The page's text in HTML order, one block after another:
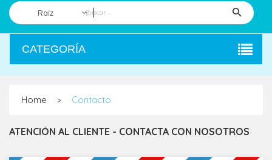
Raíz
CATEGORÍA
Home > Contacto
ATENCIÓN AL CLIENTE - CONTACTA CON NOSOTROS